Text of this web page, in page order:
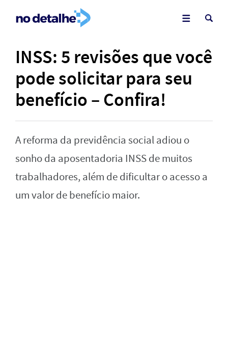
INSS: 5 revisões que você
pode solicitar para seu
benefício – Confira!
A reforma da previdência social adiou o
sonho da aposentadoria INSS de muitos
trabalhadores, além de dificultar o acesso a
um valor de benefício maior.